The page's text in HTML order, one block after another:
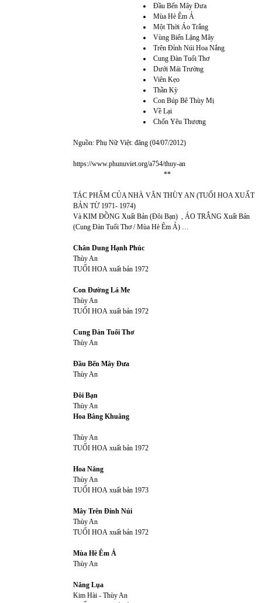
Đầu Bến Mây Đưa
Mùa Hè Êm Ả
Một Thời Áo Trắng
Vùng Biển Lặng Mây
Trên Đỉnh Núi Hoa Nắng
Cung Đàn Tuổi Thơ
Dưới Mái Trường
Viên Kẹo
Thần Kỳ
Con Búp Bê Thùy Mị
Về Lại
Chốn Yêu Thương
Nguồn: Phụ Nữ Việt: đăng (04/07/2012)
https://www.phunuviet.org/a754/thuy-an
**
TÁC PHẨM CỦA NHÀ VĂN THÙY AN (TUỔI HOA XUẤT
BẢN TỪ 1971- 1974)
Và KIM ĐỒNG Xuất Bản (Đôi Bạn) , ÁO TRẮNG Xuất Bản
(Cung Đàn Tuổi Thơ / Mùa Hè Êm Ả) …
Chân Dung Hạnh Phúc
Thùy An
TUỔI HOA xuất bản 1972
Con Đường Lá Me
Thùy An
TUỔI HOA xuất bản 1972
Cung Đàn Tuổi Thơ
Thùy An
Đầu Bến Mây Đưa
Thùy An
Đôi Bạn
Thùy An
Hoa Bâng Khuâng
Thùy An
TUỔI HOA xuất bản 1972
Hoa Nắng
Thùy An
TUỔI HOA xuất bản 1973
Mây Trên Đỉnh Núi
Thùy An
TUỔI HOA xuất bản 1972
Mùa Hè Êm Ả
Thùy An
Nắng Lụa
Kim Hài - Thùy An